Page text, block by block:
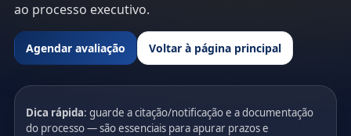
ao processo executivo.
Agendar avaliação Voltar à página principal
Dica rápida: guarde a citação/notificação e a documentação
do processo — são essenciais para apurar prazos e